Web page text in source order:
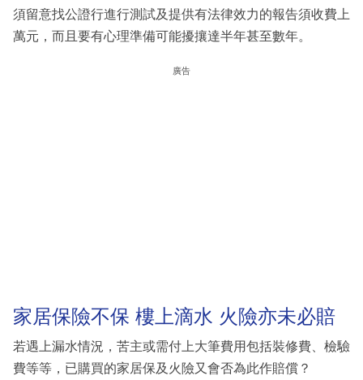
須留意找公證行進行測試及提供有法律效力的報告須收費上
萬元，而且要有心理準備可能擾攘達半年甚至數年。
廣告
家居保險不保 樓上滴水 火險亦未必賠
若遇上漏水情況，苦主或需付上大筆費用包括裝修費、檢驗
費等等，已購買的家居保及火險又會否為此作賠償？